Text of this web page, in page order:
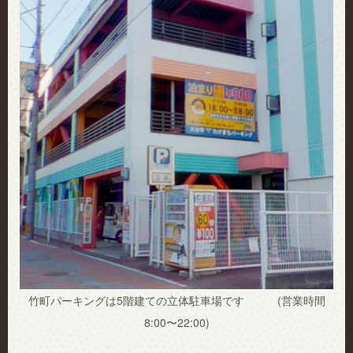
竹町パーキングは5階建ての立体駐車場です (営業時間
8:00〜22:00)